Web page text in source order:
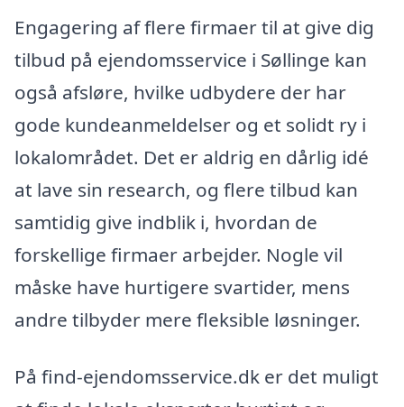
Engagering af flere firmaer til at give dig
tilbud på ejendomsservice i Søllinge kan
også afsløre, hvilke udbydere der har
gode kundeanmeldelser og et solidt ry i
lokalområdet. Det er aldrig en dårlig idé
at lave sin research, og flere tilbud kan
samtidig give indblik i, hvordan de
forskellige firmaer arbejder. Nogle vil
måske have hurtigere svartider, mens
andre tilbyder mere fleksible løsninger.
På find-ejendomsservice.dk er det muligt